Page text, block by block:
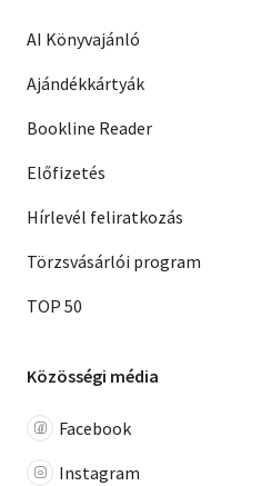
AI Könyvajánló
Ajándékkártyák
Bookline Reader
Előfizetés
Hírlevél feliratkozás
Törzsvásárlói program
TOP 50
Közösségi média
Facebook
Instagram